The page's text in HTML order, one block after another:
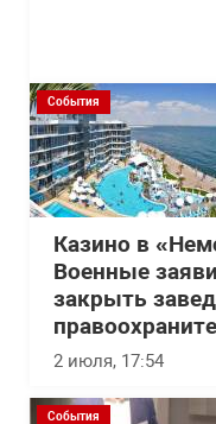
События
Казино в
Военные
закрыть
2 июля, 17:54
События